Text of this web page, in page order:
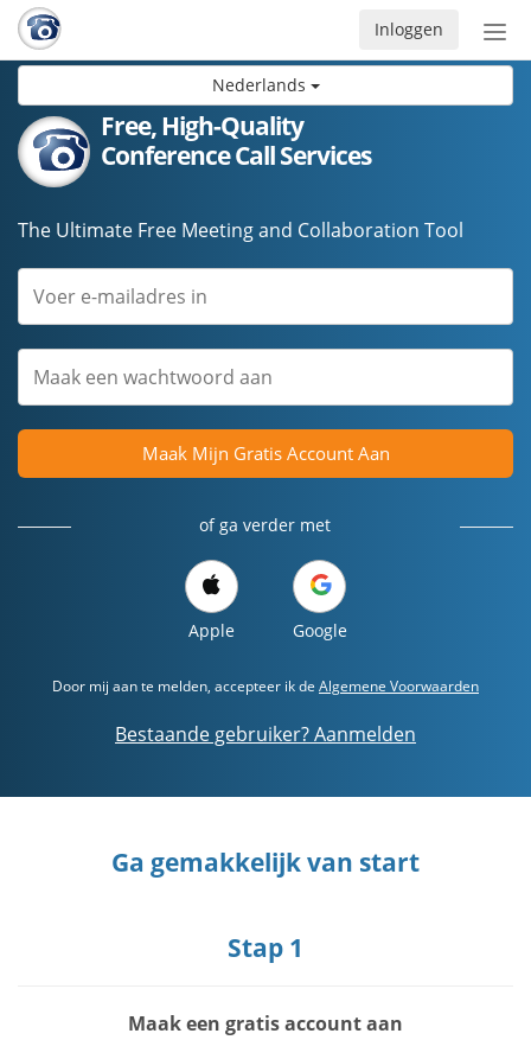
Nederlands
Inloggen
Free, High-Quality
Conference Call Services
The Ultimate Free Meeting and Collaboration Tool
Maak Mijn Gratis Account Aan
of ga verder met
Apple Google
Door mij aan te melden, accepteer ik de Algemene Voorwaarden
Bestaande gebruiker? Aanmelden
Ga gemakkelijk van start
Stap 1
Maak een gratis account aan